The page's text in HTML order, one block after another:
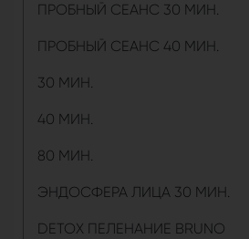
ПРОБНЫЙ СЕАНС 30 МИН.
ПРОБНЫЙ СЕАНС 40 МИН.
30 МИН.
40 МИН.
80 МИН.
ЭНДОСФЕРА ЛИЦА 30 МИН.
DETOX ПЕЛЕНАНИЕ BRUNO